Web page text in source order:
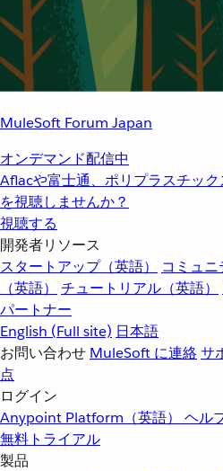
MuleSoft Forum Japan
オンデマンド配信中
Aflacや富士通、ポリプラスチッ
を視聴しませんか？
視聴する
開発者リソース
スタートアップ（英語）
コミュニ
（英語）
チュートリアル（英語）
パートナー
English (Full site) 日本語
お問い合わせ MuleSoft に連絡サ
点
ログイン
Anypoint Platform（英語） ヘル
無料トライアル
製品